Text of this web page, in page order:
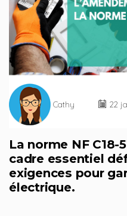
Cathy 22
La norme NF C18-
cadre essentiel
exigences pour
électrique.